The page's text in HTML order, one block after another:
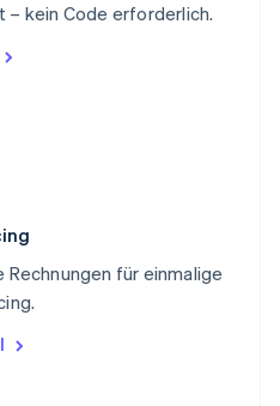
– kein Code erforderlich.
für einmalige